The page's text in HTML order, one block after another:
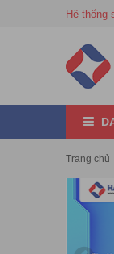
Hệ thống
Trang chủ